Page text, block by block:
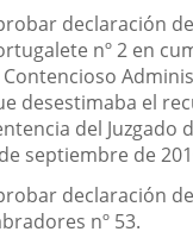
declaración
nº 2 en
desestimaba el
del Juzgado
septiembre de
declaración
nº 53.